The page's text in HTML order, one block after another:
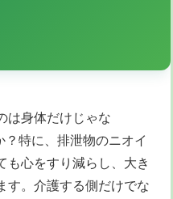
は身体だけじゃな
特に、排泄物のニオイ
も心をすり減らし、大き
す。介護する側だけでな